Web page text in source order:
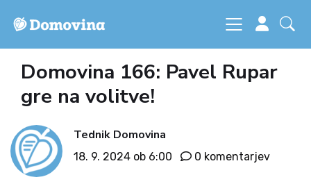
Domovina 166: Pavel Rupar
gre na volitve!
Tednik Domovina
18. 9. 2024 ob 6:00 0 komentarjev